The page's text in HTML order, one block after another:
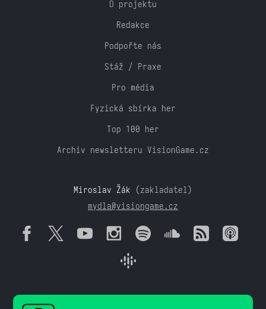
O projektu
Redakce
Podpořte nás
Stáž / Praxe
Pro média
Fyzická sbírka her
Top 100 her
Archiv newsletteru VisionGame.cz
Miroslav Žák (zakladatel)
mydla@visiongame.cz